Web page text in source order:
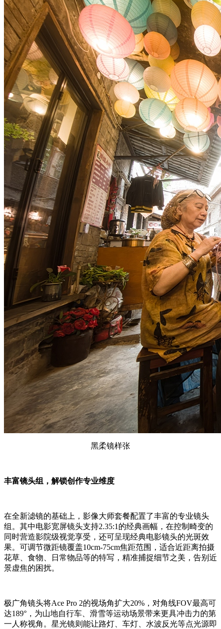
黑柔镜样张
丰富镜头组，解锁创作专业维度
在全新滤镜的基础上，影像大师套餐配置了丰富的专业镜头
组。其中电影宽屏镜头支持2.35:1的经典画幅，在控制畸变的
同时营造影院级视觉享受，还可呈现经典电影镜头的光斑效
果。可调节微距镜覆盖10cm-75cm焦距范围，适合近距离拍摄
花草、食物、日常物品等的特写，精准捕捉细节之美，告别近
景虚焦的困扰。
极广角镜头将Ace Pro 2的视场角扩大20%，对角线FOV最高可
达189°，为山地自行车、滑雪等运动场景带来更具冲击力的第
一人称视角。星光镜则能让路灯、车灯、水波反光等点光源即